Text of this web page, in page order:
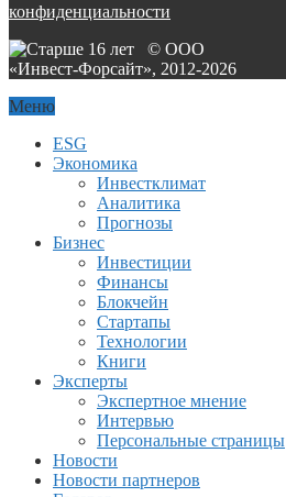
конфиденциальности
© ООО
«Инвест-Форсайт», 2012-2026
Меню
ESG
Экономика
Инвестклимат
Аналитика
Прогнозы
Бизнес
Инвестиции
Финансы
Блокчейн
Стартапы
Технологии
Книги
Эксперты
Экспертное мнение
Интервью
Персональные страницы
Новости
Новости партнеров